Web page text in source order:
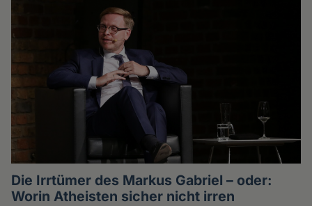
Die Irrtümer des Markus Gabriel – oder:
Worin Atheisten sicher nicht irren